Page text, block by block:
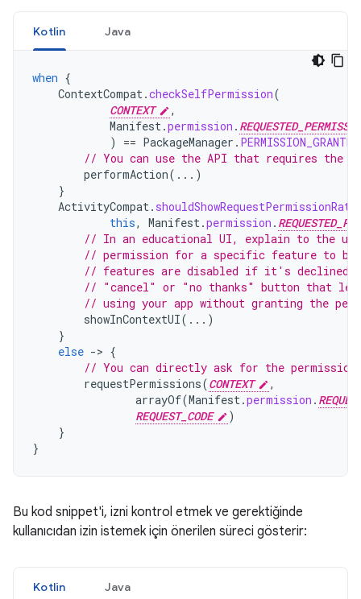
Kotlin Java
when {
ContextCompat.checkSelfPermission(
CONTEXT
,
Manifest.permission .
)
== PackageManager . PERMISSION_GRANTED
// You can use the API that requires the
performAction(...)
}
ActivityCompat.
this, Manifest.permission .
// In an educational UI, explain to the
// permission for a specific feature to
// features are disabled if it's
// "cancel" or "no thanks" button that
// using your app without granting the
showInContextUI(...)
}
else -> {
// You can directly ask for the
requestPermissions(CONTEXT
,
arrayOf(Manifest.permission .
REQUEST_CODE
)
}
}
Bu kod snippet'i, izni kontrol etmek ve gerektiğinde
kullanıcıdan izin istemek için önerilen süreci gösterir:
Kotlin Java